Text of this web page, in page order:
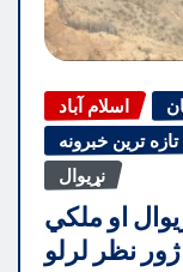
اسلام آباد
تازه ترین خبرونه
نړیوال
او ملکي
نظر لرلو